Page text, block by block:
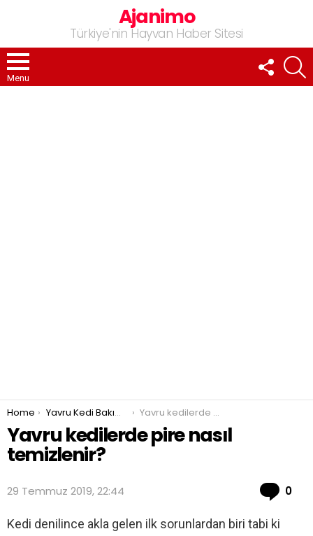
Ajanimo
Türkiye'nin Hayvan Haber Sitesi
Menu
FOLLOW
US
You are here:
Home Yavru Kedi Bakımı ve Beslenmesi Yavru kedilerde pire nasıl temizlenir?
Yavru kedilerde pire nasıl
temizlenir?
29 Temmuz 2019, 22:44 0
Kedi denilince akla gelen ilk sorunlardan biri tabi ki